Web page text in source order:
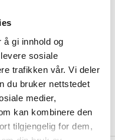
gi innhold og
sosiale
trafikken vår. Vi deler
du bruker nettstedet
medier,
kan kombinere den
tilgjengelig for dem,